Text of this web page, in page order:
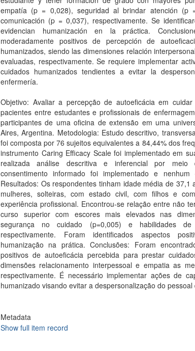
empatía (p = 0,028), seguridad al brindar atención (p
comunicación (p = 0,037), respectivamente. Se
evidencian humanización en la práctica.
moderadamente positivos de percepción de
humanizados, siendo las dimensiones relación
evaluadas, respectivamente. Se requiere implementar
cuidados humanizados tendientes a evitar la
enfermería.
Objetivo: Avaliar a percepção de autoeficácia em
pacientes entre estudantes e profissionais de
participantes de uma oficina de extensão em uma
Aires, Argentina. Metodologia: Estudo descritivo,
foi composta por 76 sujeitos equivalentes a 84,44% dos
instrumento Caring Efficacy Scale foi implementado em
realizada análise descritiva e inferencial por
consentimento informado foi implementado e
Resultados: Os respondentes tinham idade média de 37,1
mulheres, solteiras, com estado civil, com filhos e
experiência profissional. Encontrou-se relação entre não
curso superior com escores mais elevados nas
segurança no cuidado (p=0,005) e habilidades de
respectivamente. Foram identificados aspectos
humanização na prática. Conclusões: Foram
positivos de autoeficácia percebida para prestar
dimensões relacionamento interpessoal e empatia as
respectivamente. É necessário implementar ações de
humanizado visando evitar a despersonalização do
Metadata
Show full item record